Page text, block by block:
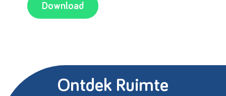
Download
Ontdek Ruimte